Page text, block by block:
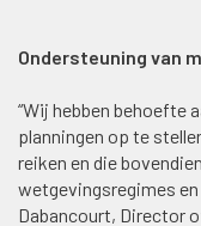
Ondersteuning van
“Wij hebben behoefte
planningen op te
reiken en die
wetgevingsregimes
Dabancourt, Director